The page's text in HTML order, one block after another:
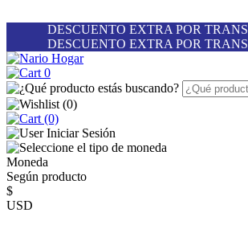
DESCUENTO EXTRA POR
DESCUENTO EXTRA POR
0
(0)
(0)
Iniciar Sesión
Moneda
Según producto
$
USD